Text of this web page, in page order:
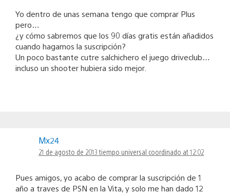
Yo dentro de unas semana tengo que comprar Plus
pero…
¿y cómo sabremos que los 90 días gratis están añadidos
cuando hagamos la suscripción?
Un poco bastante cutre salchichero el juego driveclub…
incluso un shooter hubiera sido mejor.
Mx24
21 de agosto de 2013 tiempo universal coordinado at 12:02
Pues amigos, yo acabo de comprar la suscripción de 1
año a traves de PSN en la Vita, y solo me han dado 12